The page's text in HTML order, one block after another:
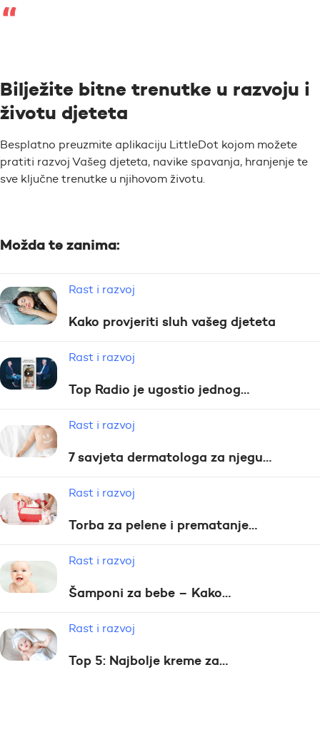
Bilježite bitne trenutke u razvoju i
životu djeteta
Besplatno preuzmite aplikaciju LittleDot kojom možete
pratiti razvoj Vašeg djeteta, navike spavanja, hranjenje te
sve ključne trenutke u njihovom životu.
Možda te zanima:
Rast i razvoj
Kako provjeriti sluh vašeg djeteta
Rast i razvoj
Top Radio je ugostio jednog…
Rast i razvoj
7 savjeta dermatologa za njegu…
Rast i razvoj
Torba za pelene i prematanje…
Rast i razvoj
Šamponi za bebe – Kako…
Rast i razvoj
Top 5: Najbolje kreme za…